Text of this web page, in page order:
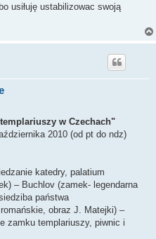
usiłuję ustabilizowac swoją
w Czechach"
2010 (od pt do ndz)
katedry, palatium
– Buchlov (zamek- legendarna
państwa
obraz J. Matejki) –
zamku templariuszy, piwnic i